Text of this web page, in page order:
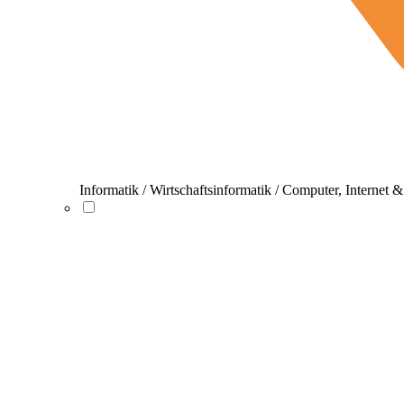
Informatik / Wirtschaftsinformatik / Computer, Internet